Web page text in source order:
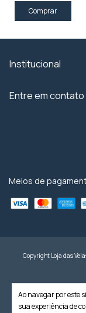
Ao navegar por este
sua experiência de
Comprar
Institucional
Entre em contato
Meios de
Copyright Loja das